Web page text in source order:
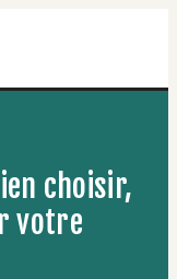
choisir,
votre